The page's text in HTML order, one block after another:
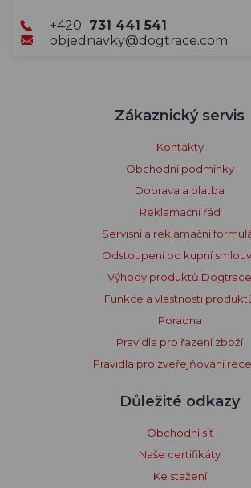
+420 731 441 541
objednavky@dogtrace.com
Zákaznický servis
Kontakty
Obchodní podmínky
Doprava a platba
Reklamační řád
Servisní a reklamační
Odstoupení od kupní
Výhody produktů Dogtrace
Funkce a vlastnosti
Poradna
Pravidla pro řazení zboží
Pravidla pro zveřejňování
Důležité odkazy
Obchodní síť
Naše certifikáty
Ke stažení